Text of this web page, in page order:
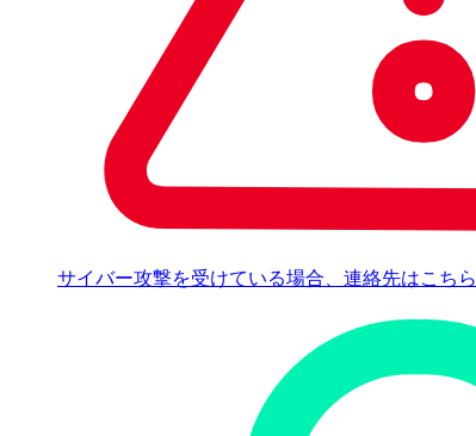
サイバー攻撃を受けている場合、連絡先はこちら